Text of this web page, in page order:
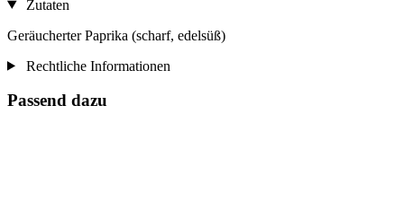
Zutaten
Geräucherter Paprika (scharf, edelsüß)
Rechtliche Informationen
Passend dazu